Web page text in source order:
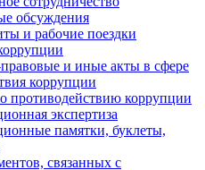
обсуждения
и рабочие поездки
и иные акты в сфере
коррупции
противодействию коррупции
экспертиза
памятки, буклеты,
связанных с